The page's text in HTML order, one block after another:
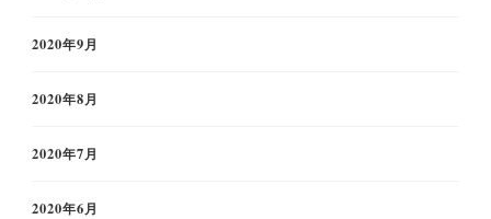
2020年9月
2020年8月
2020年7月
2020年6月